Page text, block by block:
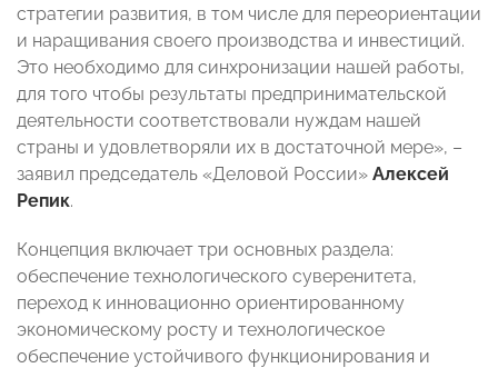
стратегии развития, в том числе для переориентации
и наращивания своего производства и инвестиций.
Это необходимо для синхронизации нашей работы,
для того чтобы результаты предпринимательской
деятельности соответствовали нуждам нашей
страны и удовлетворяли их в достаточной мере», –
заявил председатель «Деловой России» Алексей
Репик.
Концепция включает три основных раздела:
обеспечение технологического суверенитета,
переход к инновационно ориентированному
экономическому росту и технологическое
обеспечение устойчивого функционирования и